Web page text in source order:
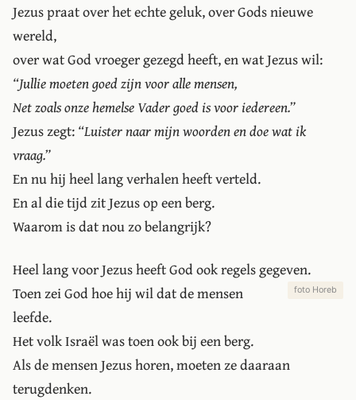
Jezus praat over het echte geluk, over Gods nieuwe
wereld,
over wat God vroeger gezegd heeft, en wat Jezus wil:
“Jullie moeten goed zijn voor alle mensen,
Net zoals onze hemelse Vader goed is voor iedereen.”
Jezus zegt:“Luister naar mijn woorden en doe wat ik
vraag.”
En nu hij heel lang verhalen heeft verteld.
En al die tijd zit Jezus op een berg.
Waarom is dat nou zo belangrijk?
Heel lang voor Jezus heeft God ook regels gegeven.
foto Horeb
Toen zei God hoe hij wil dat de mensen
leefde.
Het volk Israël was toen ook bij een berg.
Als de mensen Jezus horen, moeten ze daaraan
terugdenken.